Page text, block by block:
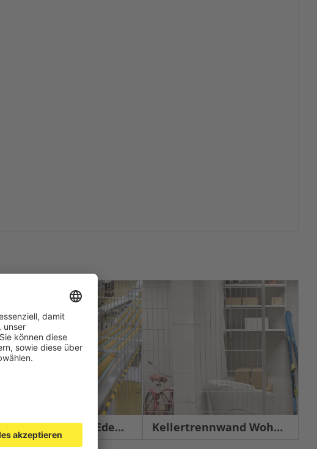
Edelstahl Kellertrennwand Wohnbau